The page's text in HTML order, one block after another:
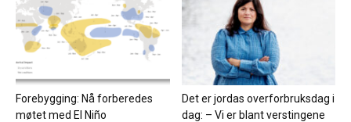
Forebygging: Nå forberedes
møtet med El Niño
Det er jordas overforbruksdag i
dag: – Vi er blant verstingene